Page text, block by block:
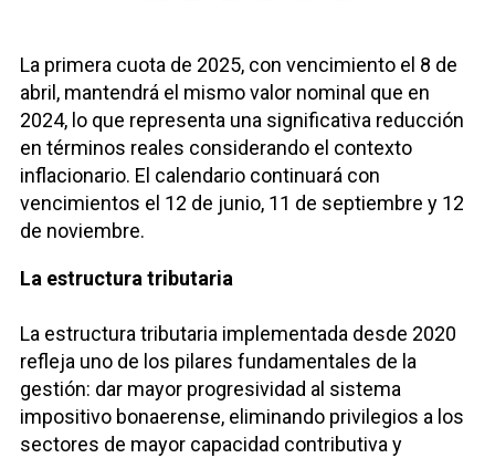
La primera cuota de 2025, con vencimiento el 8 de
abril, mantendrá el mismo valor nominal que en
2024, lo que representa una significativa reducción
en términos reales considerando el contexto
inflacionario. El calendario continuará con
vencimientos el 12 de junio, 11 de septiembre y 12
de noviembre.
La estructura tributaria
La estructura tributaria implementada desde 2020
refleja uno de los pilares fundamentales de la
gestión: dar mayor progresividad al sistema
impositivo bonaerense, eliminando privilegios a los
sectores de mayor capacidad contributiva y